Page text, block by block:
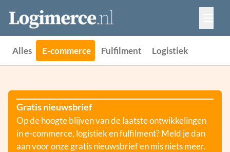
Vacatures
Events
Adverteren
Partners
Alles E-commerce Fulfilment Logistiek
Gratis nieuwsbrief
Op de hoogte blijven van de laatste ontwikkelingen
in e-commerce, logistiek en fulfilment? Meld je dan
aan voor onze gratis nieuwsbrief en mis niets meer.